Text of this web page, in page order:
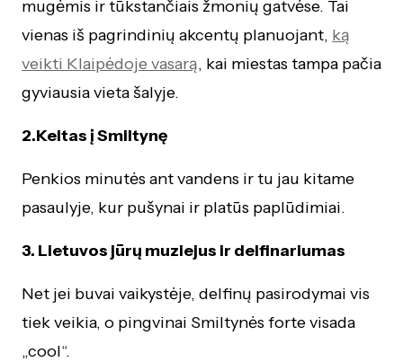
mugėmis ir tūkstančiais žmonių gatvėse. Tai
vienas iš pagrindinių akcentų planuojant, ką
veikti Klaipėdoje vasarą, kai miestas tampa pačia
gyviausia vieta šalyje.
2.Keltas į Smiltynę
Penkios minutės ant vandens ir tu jau kitame
pasaulyje, kur pušynai ir platūs paplūdimiai.
3. Lietuvos jūrų muziejus ir delfinariumas
Net jei buvai vaikystėje, delfinų pasirodymai vis
tiek veikia, o pingvinai Smiltynės forte visada
„cool“.